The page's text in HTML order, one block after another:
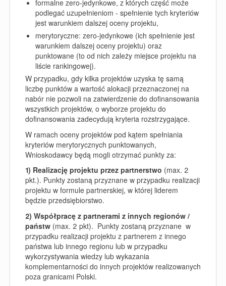
formalne zero-jedynkowe, z których część może
podlegać uzupełnieniom - spełnienie tych kryteriów
jest warunkiem dalszej oceny projektu,
merytoryczne: zero-jedynkowe (ich spełnienie jest
warunkiem dalszej oceny projektu) oraz
punktowane (to od nich zależy miejsce projektu na
liście rankingowej).
W przypadku, gdy kilka projektów uzyska tę samą
liczbę punktów a wartość alokacji przeznaczonej na
nabór nie pozwoli na zatwierdzenie do dofinansowania
wszystkich projektów, o wyborze projektu do
dofinansowania zadecydują kryteria rozstrzygające.
W ramach oceny projektów pod kątem spełniania
kryteriów merytorycznych punktowanych,
Wnioskodawcy będą mogli otrzymać punkty za:
1) Realizację projektu przez partnerstwo (max. 2
pkt.). Punkty zostaną przyznane w przypadku realizacji
projektu w formule partnerskiej, w której liderem
będzie przedsiębiorstwo.
2) Współpracę z partnerami z innych regionów /
państw (max. 2 pkt). Punkty zostaną przyznane w
przypadku realizacji projektu z partnerem z innego
państwa lub innego regionu lub w przypadku
wykorzystywania wiedzy lub wykazania
komplementarności do innych projektów realizowanych
poza granicami Polski.